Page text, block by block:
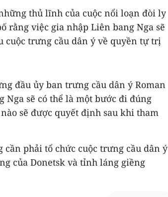
thủ lĩnh của cuộc nổi loạn đòi ly
việc gia nhập Liên bang Nga sẽ
cuộc trưng cầu dân ý về quyền tự trị
đầu ủy ban trưng cầu dân ý Roman
Nga sẽ có thể là một bước đi đúng
sẽ được quyết định sau khi tham
phải tổ chức cuộc trưng cầu dân ý
của Donetsk và tỉnh láng giềng